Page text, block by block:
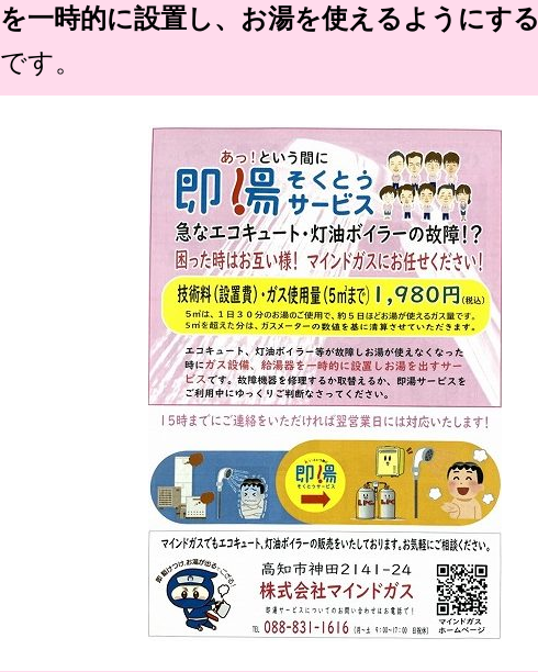
を一時的に設置し、お湯を使えるようにする
です。